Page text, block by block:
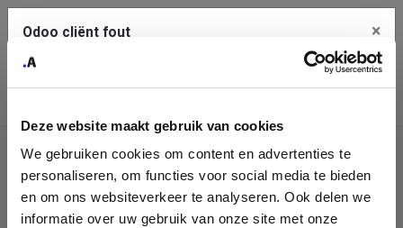
Deze website maakt gebruik van cookies
We gebruiken cookies om content en advertenties te
personaliseren, om functies voor social media te bieden
en om ons websiteverkeer te analyseren. Ook delen we
informatie over uw gebruik van onze site met onze
Identificatie
onderneming
Odoo cliënt fout ×
klembord
Je dient de kopieer knop te gebruiken om de fout te melden
aan support.